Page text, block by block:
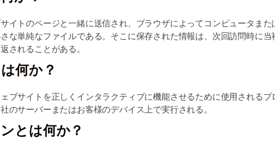
イトのページと一緒に送信され、ブラウザによってコンピュータま
な単純なファイルである。そこに保存された情報は、次回訪問時に
されることがある。
何か？
ブサイトを正しくインタラクティブに機能させるために使用される
のサーバーまたはお客様のデバイス上で実行される。
とは何か？